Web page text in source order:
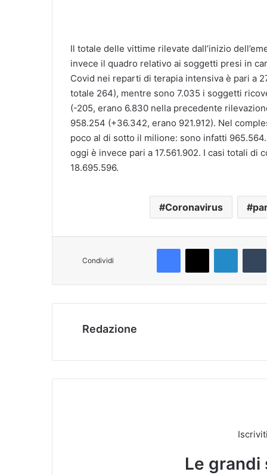
Il totale delle vittime rilevate dall’inizio
invece il quadro relativo ai soggetti presi in
Covid nei reparti di terapia intensiva è pari a
totale 264), mentre sono 7.035 i soggetti
(-205, erano 6.830 nella precedente
958.254 (+36.342, erano 921.912). Nel
poco al di sotto il milione: sono infatti
oggi è invece pari a 17.561.902. I casi totali di
18.695.596.
Coronavirus
Condividi
Redazione
Le grandi